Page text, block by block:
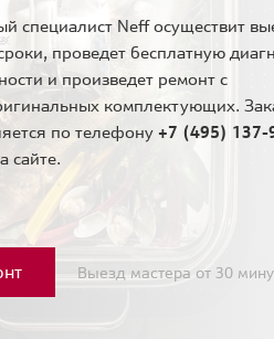
специалист Neff осуществит
проведет бесплатную
и произведет ремонт с
комплектующих.
по телефону +7 (495) 137-
сайте.
Выезд мастера от 30